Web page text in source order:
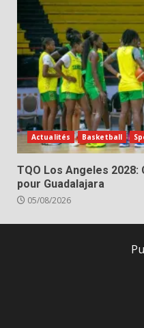
Actualités Basketball
TQO Los Angeles
pour Guadalajara
05/08/2026